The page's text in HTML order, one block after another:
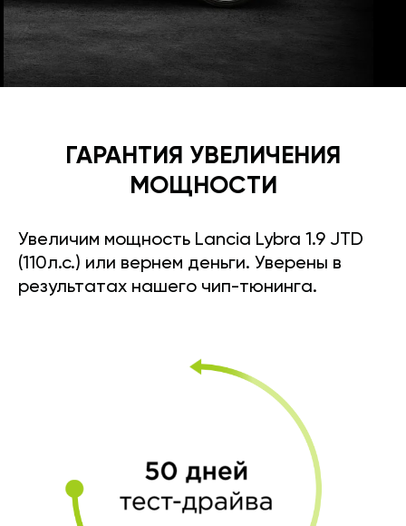
ГАРАНТИЯ УВЕЛИЧЕНИЯ
МОЩНОСТИ
Увеличим мощность Lancia Lybra 1.9 JTD
(110л.с.) или вернем деньги. Уверены в
результатах нашего чип-тюнинга.